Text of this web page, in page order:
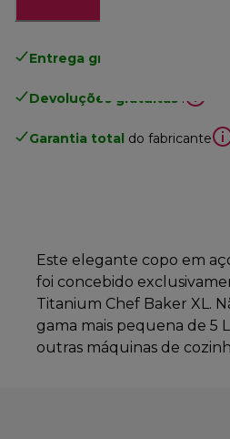
Entrega gratuita padrão
Devoluções gratuitas .
Garantia total do fabricante
Este elegante copo em
foi concebido
Titanium Chef Baker XL.
gama mais pequena de 5
outras máquinas de